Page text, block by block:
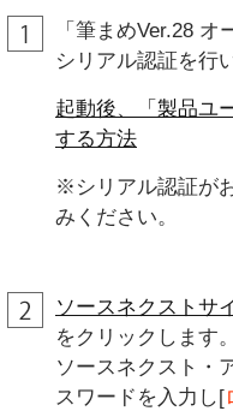
「筆まめVer.28 オ
シリアル認証を行
起動後、「製品ユ
する方法
※シリアル認証が
みください。
ソースネクストサ
をクリックします。
ソースネクスト・
スワードを入力し[